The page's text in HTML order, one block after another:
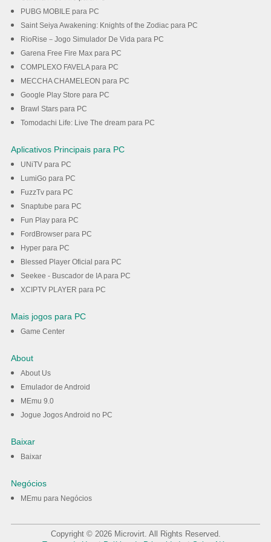
PUBG MOBILE para PC
Saint Seiya Awakening: Knights of the Zodiac para PC
RioRise－Jogo Simulador De Vida para PC
Garena Free Fire Max para PC
COMPLEXO FAVELA para PC
MECCHA CHAMELEON para PC
Google Play Store para PC
Brawl Stars para PC
Tomodachi Life: Live The dream para PC
Aplicativos Principais para PC
UNiTV para PC
LumiGo para PC
FuzzTv para PC
Snaptube para PC
Fun Play para PC
FordBrowser para PC
Hyper para PC
Blessed Player Oficial para PC
Seekee - Buscador de IA para PC
XCIPTV PLAYER para PC
Mais jogos para PC
Game Center
About
About Us
Emulador de Android
MEmu 9.0
Jogue Jogos Android no PC
Baixar
Baixar
Negócios
MEmu para Negócios
Copyright © 2026 Microvirt. All Rights Reserved.